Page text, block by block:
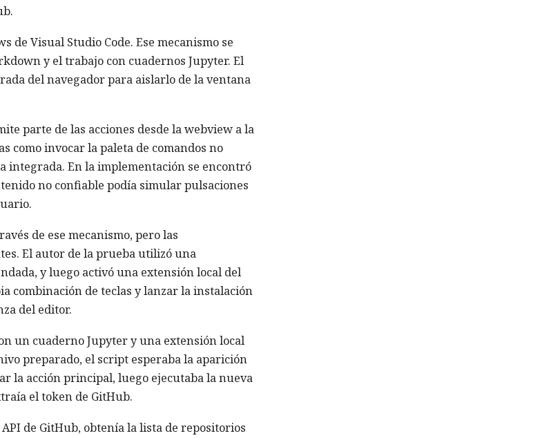
Visual Studio Code. Ese mecanismo se
y el trabajo con cuadernos Jupyter. El
del navegador para aislarlo de la ventana
parte de las acciones desde la webview a la
como invocar la paleta de comandos no
En la implementación se encontró
no confiable podía simular pulsaciones
de ese mecanismo, pero las
El autor de la prueba utilizó una
y luego activó una extensión local del
combinación de teclas y lanzar la instalación
del editor.
un cuaderno Jupyter y una extensión local
preparado, el script esperaba la aparición
la acción principal, luego ejecutaba la nueva
el token de GitHub.
de GitHub, obtenía la lista de repositorios